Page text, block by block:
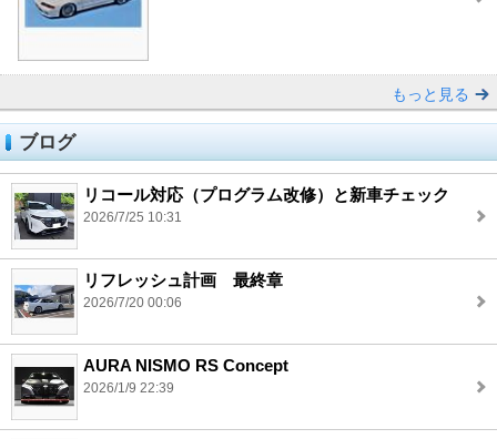
もっと見る
ブログ
リコール対応（プログラム改修）と新車チェック
2026/7/25 10:31
リフレッシュ計画 最終章
2026/7/20 00:06
AURA NISMO RS Concept
2026/1/9 22:39